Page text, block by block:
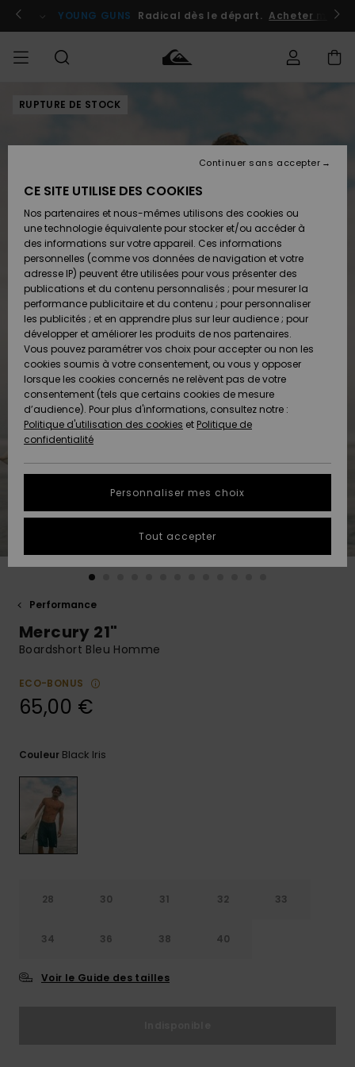
l'information
le
Se connecter / s'inscrire
YOUNG GUNS Radical dès le départ. Acheter
HOMME Vêtements
Chaussures
& Tongs
Surf
Snow
Nouveautés
A
Découvrir
Vêtements
Chaussures
& Tongs
Surf
Snow
Nouveautés
A
Découvrir
FEMME
Shop
A
Découvrir
Snow
SURF
Surf
Surf
Shop
Enfant
Highlights
Communauté
SNOW
Snow
Snow
Shop
Enfant
Snow
Shop
Femme
A
Découvrir
Communauté
OUTLET
Outlet
Enfant
Outlet
Femme
AIDE &
CONTACT
Accéder à
Retours
Paiement
Carte
Cadeau
Quiksilver
Freedom
Protection
des
tailles
plus rapide
à votre
Consulter
MAGASINS
QUIKSILVER
RUPTURE DE STOCK
Performance
Mercury 21"
Boardshort Bleu Homme
ECO-BONUS
65,00 €
Couleur Black Iris
28 30 31 32 33
34 36 38 40
Voir le Guide des tailles
CE SITE UTILISE DES COOKIES
Nos partenaires et nous-mêmes utilisons des cookies ou
une technologie équivalente pour stocker et/ou accéder à
des informations sur votre appareil. Ces informations
personnelles (comme vos données de navigation et votre
adresse IP) peuvent être utilisées pour vous présenter des
publications et du contenu personnalisés ; pour mesurer la
performance publicitaire et du contenu ; pour personnaliser
les publicités ; et en apprendre plus sur leur audience ; pour
développer et améliorer les produits de nos partenaires.
Vous pouvez paramétrer vos choix pour accepter ou non les
cookies soumis à votre consentement, ou vous y opposer
lorsque les cookies concernés ne relèvent pas de votre
consentement (tels que certains cookies de mesure
d’audience). Pour plus d'informations, consultez notre :
Politique d'utilisation des cookies et Politique de
confidentialité
Personnaliser mes choix
Continuer sans accepter
Tout accepter